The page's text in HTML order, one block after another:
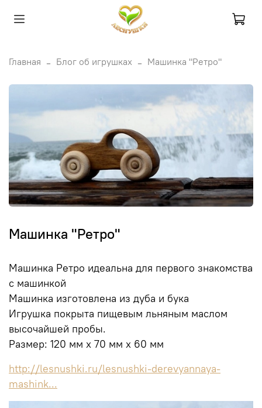
Главная Блог об игрушках Машинка "Ретро"
Машинка "Ретро"
Машинка Ретро идеальна для первого знакомства
с машинкой
Машинка изготовлена из дуба и бука
Игрушка покрыта пищевым льняным маслом
высочайшей пробы.
Размер: 120 мм х 70 мм х 60 мм
http://lesnushki.ru/lesnushki-derevyannaya-
mashink...